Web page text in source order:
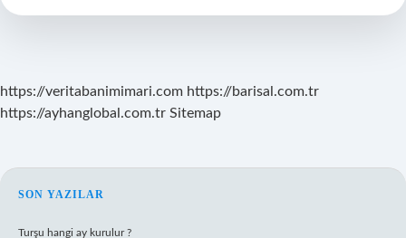
https://veritabanimimari.com https://barisal.com.tr
https://ayhanglobal.com.tr Sitemap
SIDEBAR
SON YAZILAR
Turşu hangi ay kurulur ?